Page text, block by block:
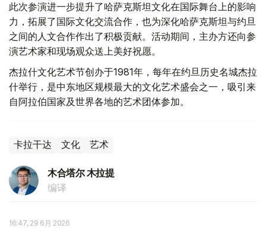
此次参演进一步提升了哈萨克斯坦文化在国际舞台上的影响
力，拓展了国际文化交流合作，也为深化哈萨克斯坦与约旦
之间的人文合作作出了积极贡献。活动期间，主办方还向参
演艺术家和现场观众送上美好祝愿。
杰拉什文化艺术节创办于1981年，每年在约旦历史名城杰拉
什举行，是中东地区规模最大的文化艺术盛会之一，吸引来
自阿拉伯国家及世界各地的艺术团体参加。
卡拉干达 文化 艺术
木合塔尔 木拉提
编译
16:47, 29 6月 2026